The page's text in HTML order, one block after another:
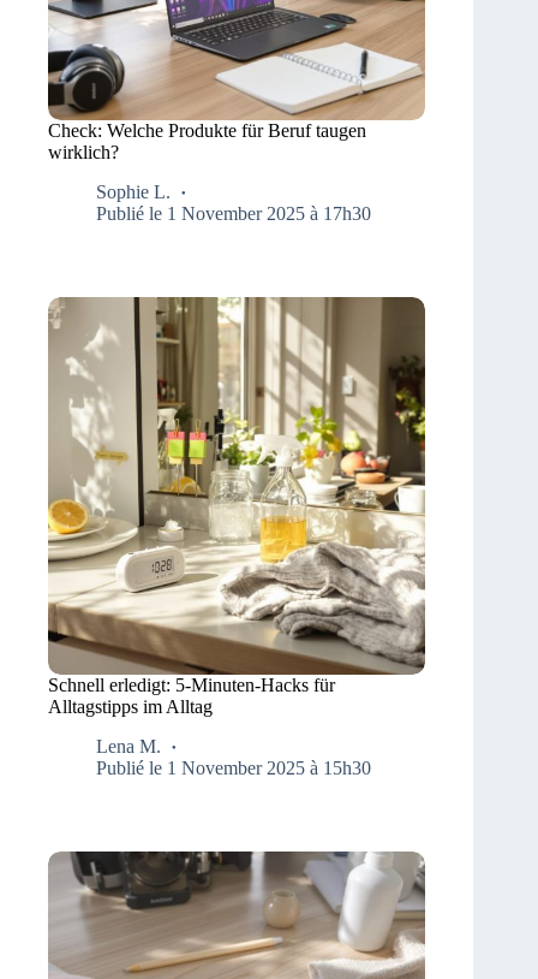
Check: Welche Produkte für Beruf taugen
wirklich?
Sophie L.
Publié le 1 November 2025 à 17h30
Schnell erledigt: 5-Minuten-Hacks für
Alltagstipps im Alltag
Lena M.
Publié le 1 November 2025 à 15h30